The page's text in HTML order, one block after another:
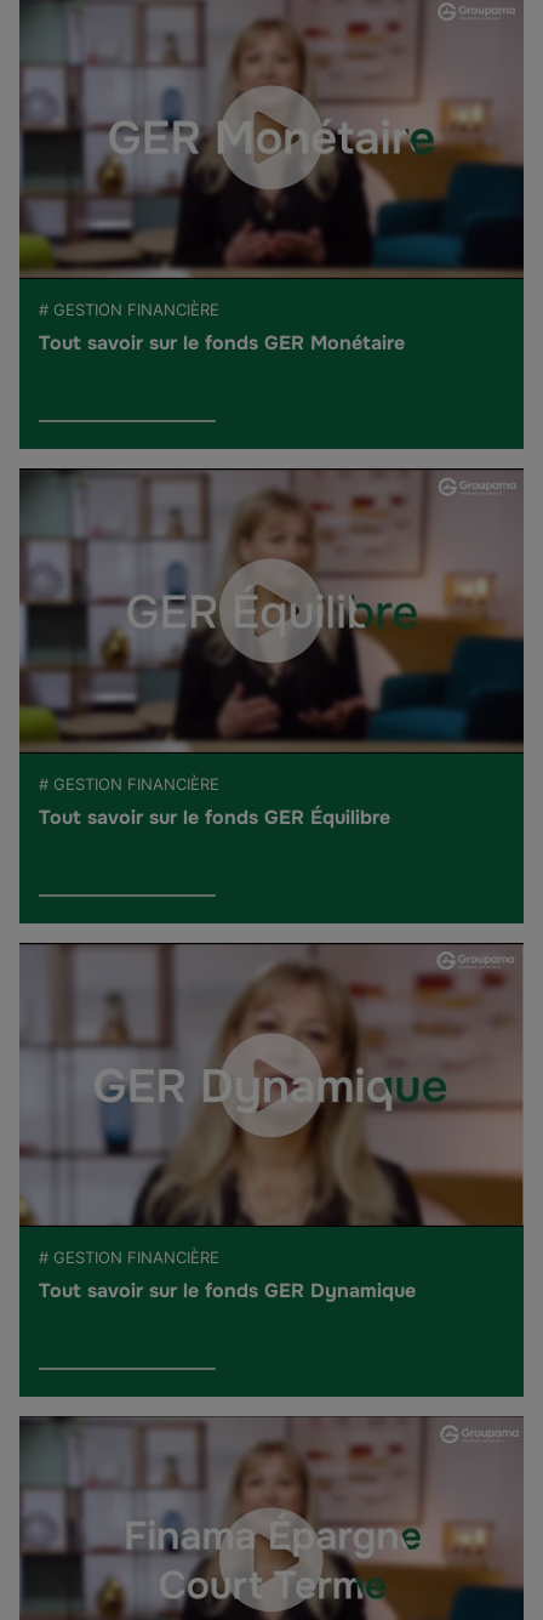
# GESTION FINANCIÈRE
Tout savoir sur le fonds GER Monétaire
# GESTION FINANCIÈRE
Tout savoir sur le fonds GER Équilibre
# GESTION FINANCIÈRE
Tout savoir sur le fonds GER Dynamique